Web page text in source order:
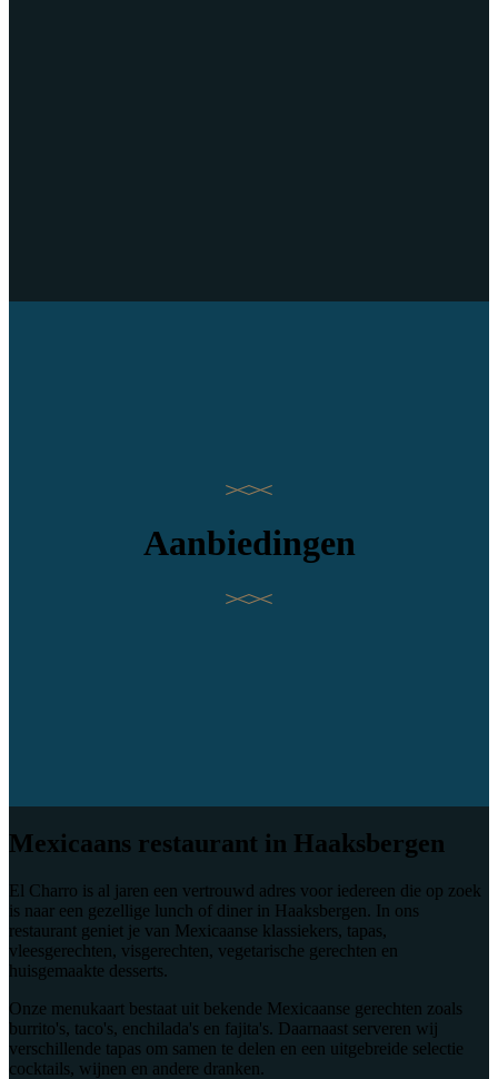
Aanbiedingen
Mexicaans restaurant in Haaksbergen
El Charro is al jaren een vertrouwd adres voor iedereen die op zoek
is naar een gezellige lunch of diner in Haaksbergen. In ons
restaurant geniet je van Mexicaanse klassiekers, tapas,
vleesgerechten, visgerechten, vegetarische gerechten en
huisgemaakte desserts.
Onze menukaart bestaat uit bekende Mexicaanse gerechten zoals
burrito's, taco's, enchilada's en fajita's. Daarnaast serveren wij
verschillende tapas om samen te delen en een uitgebreide selectie
cocktails, wijnen en andere dranken.